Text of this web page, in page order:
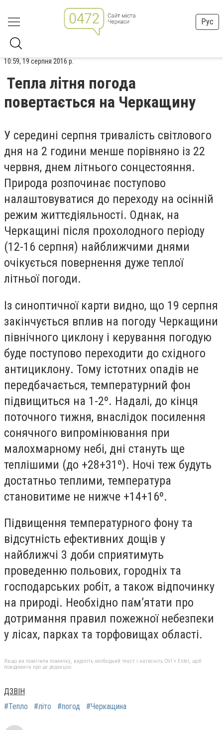
Рус
10:59, 19 серпня 2016 р.
Тепла літня погода
повертається на Черкащину
У середині серпня тривалість світлового
дня на 2 години менше порівняно із 22
червня, днем літнього сонцестояння.
Природа розпочинає поступово
налаштовуватися до переходу на осінній
режим життєдіяльності. Однак, на
Черкащині після прохолодного періоду
(12-16 серпня) найближчими днями
очікується повернення дуже теплої
літньої погоди.
Із синоптичної карти видно, що 19 серпня
закінчується вплив на погоду Черкащини
північного циклону і керування погодую
буде поступово переходити до східного
антициклону. Тому істотних опадів не
передбачається, температурний фон
підвищиться на 1-2º. Надалі, до кінця
поточного тижня, внаслідок посилення
сонячного випромінювання при
малохмарному небі, дні стануть ще
теплішими (до +28+31º). Ночі теж будуть
достатньо теплими, температура
становитиме не нижче +14+16º.
Підвищення температурного фону та
відсутність ефективних дощів у
найближчі 3 доби сприятимуть
проведенню польових, городніх та
господарських робіт, а також відпочинку
на природі. Необхідно пам’ятати про
дотримання правил пожежної небезпеки
у лісах, парках та торфовищах області.
Якщо ви помітили помилку, виділіть необхідний текст і натисніть Ctrl + Enter, щоб
повідомити про це редакцію
ДЗВІН
#Тепло
#літо #погод #Черкащина